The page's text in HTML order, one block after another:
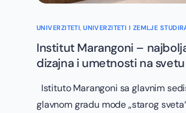
UNIVERZITETI ,UNIVERZITETI I ZEMLJE
Institut Marangoni –
dizajna i umetnosti na svetu
Istituto Marangoni sa glavnim
glavnom gradu mode „starog